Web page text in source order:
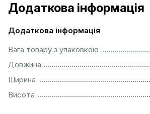
Додаткова інформація
Додаткова інформація
Вага товару з упаковкою
Довжина
Ширина
Висота